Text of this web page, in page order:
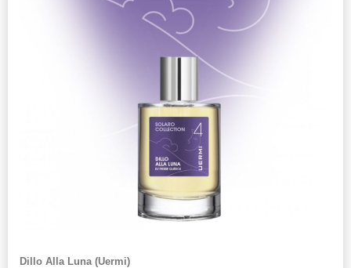
Dillo Alla Luna (Uermi)